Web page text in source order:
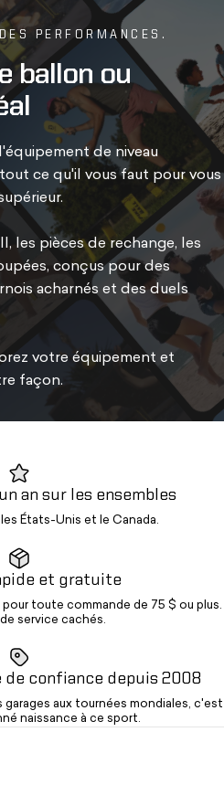
PERFORMANCES.
ballon ou
de niveau
ce qu'il vous faut pour vous
les pièces de rechange, les
conçus pour des
acharnés et des duels
votre équipement et
façon.
an sur les ensembles
États-Unis et le Canada.
et gratuite
toute commande de 75 $ ou plus.
service cachés.
de confiance depuis 2008
aux tournées mondiales, c'est
naissance à ce sport.